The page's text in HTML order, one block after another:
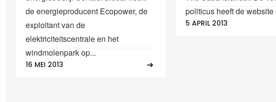
de energieproducent Ecopower, de
exploitant van de
elektriciteitscentrale en het
windmolenpark op...
16 MEI 2013
politicus heeft de website
5 APRIL 2013